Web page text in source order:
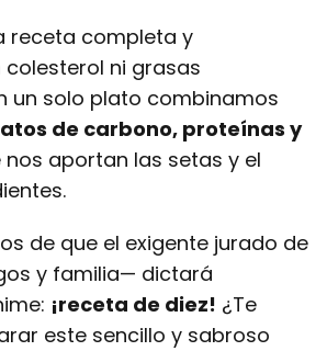
receta completa y
colesterol ni grasas
un solo plato combinamos
de carbono, proteínas y
nos aportan las setas y el
de que el exigente jurado de
y familia— dictará
¡receta de diez! ¿Te
este sencillo y sabroso